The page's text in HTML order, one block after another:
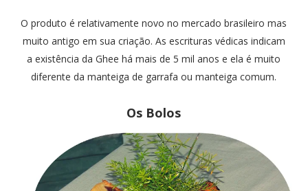
O produto é relativamente novo no mercado brasileiro mas
muito antigo em sua criação. As escrituras védicas indicam
a existência da Ghee há mais de 5 mil anos e ela é muito
diferente da manteiga de garrafa ou manteiga comum.
Os Bolos